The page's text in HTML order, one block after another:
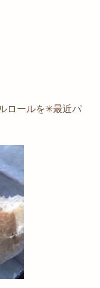
ロールを✳︎最近パ